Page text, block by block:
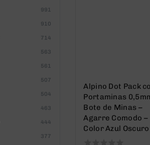
Alpino Dot Pack
Portaminas
Bote de Minas –
Agarre Comodo –
Color Azul Oscuro
991
910
714
563
561
507
504
463
444
377